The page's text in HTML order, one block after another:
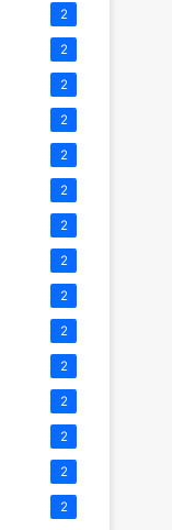
2
2
2
2
2
2
2
2
2
2
2
2
2
2
2